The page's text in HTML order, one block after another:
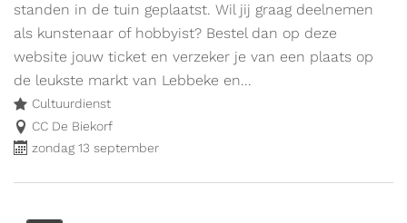
standen in de tuin geplaatst. Wil jij graag deelnemen
als kunstenaar of hobbyist? Bestel dan op deze
website jouw ticket en verzeker je van een plaats op
de leukste markt van Lebbeke en...
Cultuurdienst
CC De Biekorf
zondag 13 september